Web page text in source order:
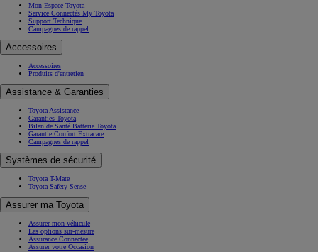
Mon Espace Toyota
Service Connectés My Toyota
Support Technique
Campagnes de rappel
Accessoires
Accessoires
Produits d'entretien
Assistance & Garanties
Toyota Assistance
Garanties Toyota
Bilan de Santé Batterie Toyota
Garantie Confort Extracare
Campagnes de rappel
Systèmes de sécurité
Toyota T-Mate
Toyota Safety Sense
Assurer ma Toyota
Assurer mon véhicule
Les options sur-mesure
Assurance Connectée
Assurer votre Occasion